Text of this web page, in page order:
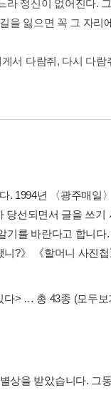
정신이 없어진다.
잃으면 꼭 그 자리
서 다람쥐, 다시 다람
. 1994년 〈광주매일
당선되면서 글을 쓰
를 바란다고 합니다
?》 《할머니 사진
다> … 총 43종 (모두보
상을 받았습니다. 그